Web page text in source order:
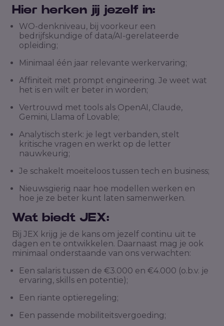
Hier herken jij jezelf in:
WO-denkniveau, bij voorkeur een
bedrijfskundige of data/AI-gerelateerde
opleiding;
Minimaal één jaar relevante werkervaring;
Affiniteit met prompt engineering. Je weet wat
het is en wilt er beter in worden;
Vertrouwd met tools als OpenAI, Claude,
Gemini, Llama of Lovable;
Analytisch sterk: je legt verbanden, stelt
kritische vragen en werkt op de letter
nauwkeurig;
Je schakelt moeiteloos tussen tech en business;
Nieuwsgierig naar hoe modellen werken en
hoe je ze beter kunt laten samenwerken.
Wat biedt JEX:
Bij JEX krijg je de kans om jezelf continu uit te
dagen en te ontwikkelen. Daarnaast mag je ook
minimaal onderstaande van ons verwachten:
Een salaris tussen de €3.000 en €4.000 (o.b.v. je
ervaring, skills en potentie);
Een riante optieregeling;
Een passende mobiliteitsvergoeding;